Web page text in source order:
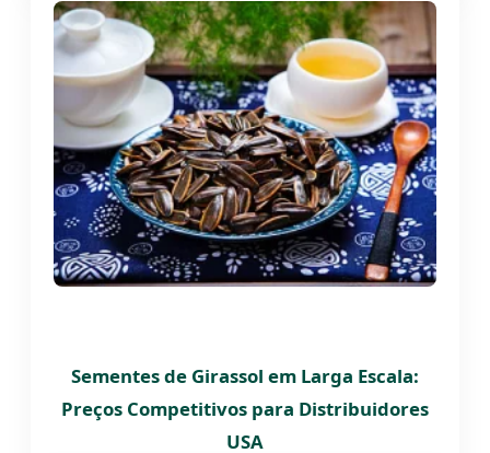
Sementes de Girassol em Larga Escala:
Preços Competitivos para Distribuidores
USA